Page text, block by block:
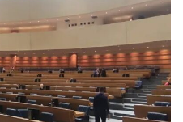
adekvatan